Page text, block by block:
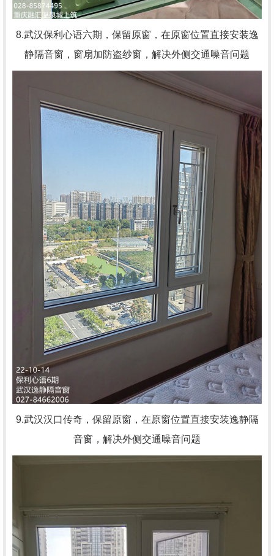
8.武汉保利心语六期， 保留原窗，在原窗位置直接安装逸
静隔音窗，窗扇加防盗纱窗，解决外侧交通噪音问题
9.武汉汉口传奇， 保留原窗，在原窗位置直接安装逸静隔
音窗，解决外侧交通噪音问题